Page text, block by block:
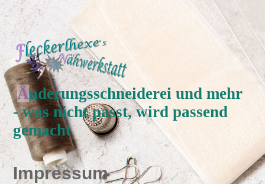
Änderungsschneiderei und mehr
- was nicht passt, wird passend
gemacht
Impressum